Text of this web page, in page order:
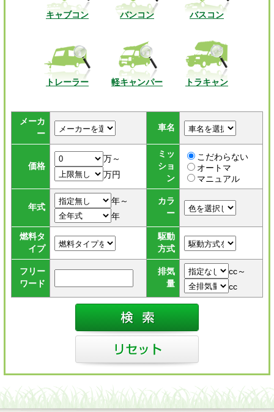
キャブコン バンコン バスコン
トレーラー 軽キャンパー トラキャン
メーカ
ー
車名
価格
万～
万円
ミッ
ショ
ン
こだわらない
オートマ
マニュアル
年式
年～
年
カラ
ー
燃料タ
イプ
駆動
方式
フリー
ワード
排気
量
cc～
cc